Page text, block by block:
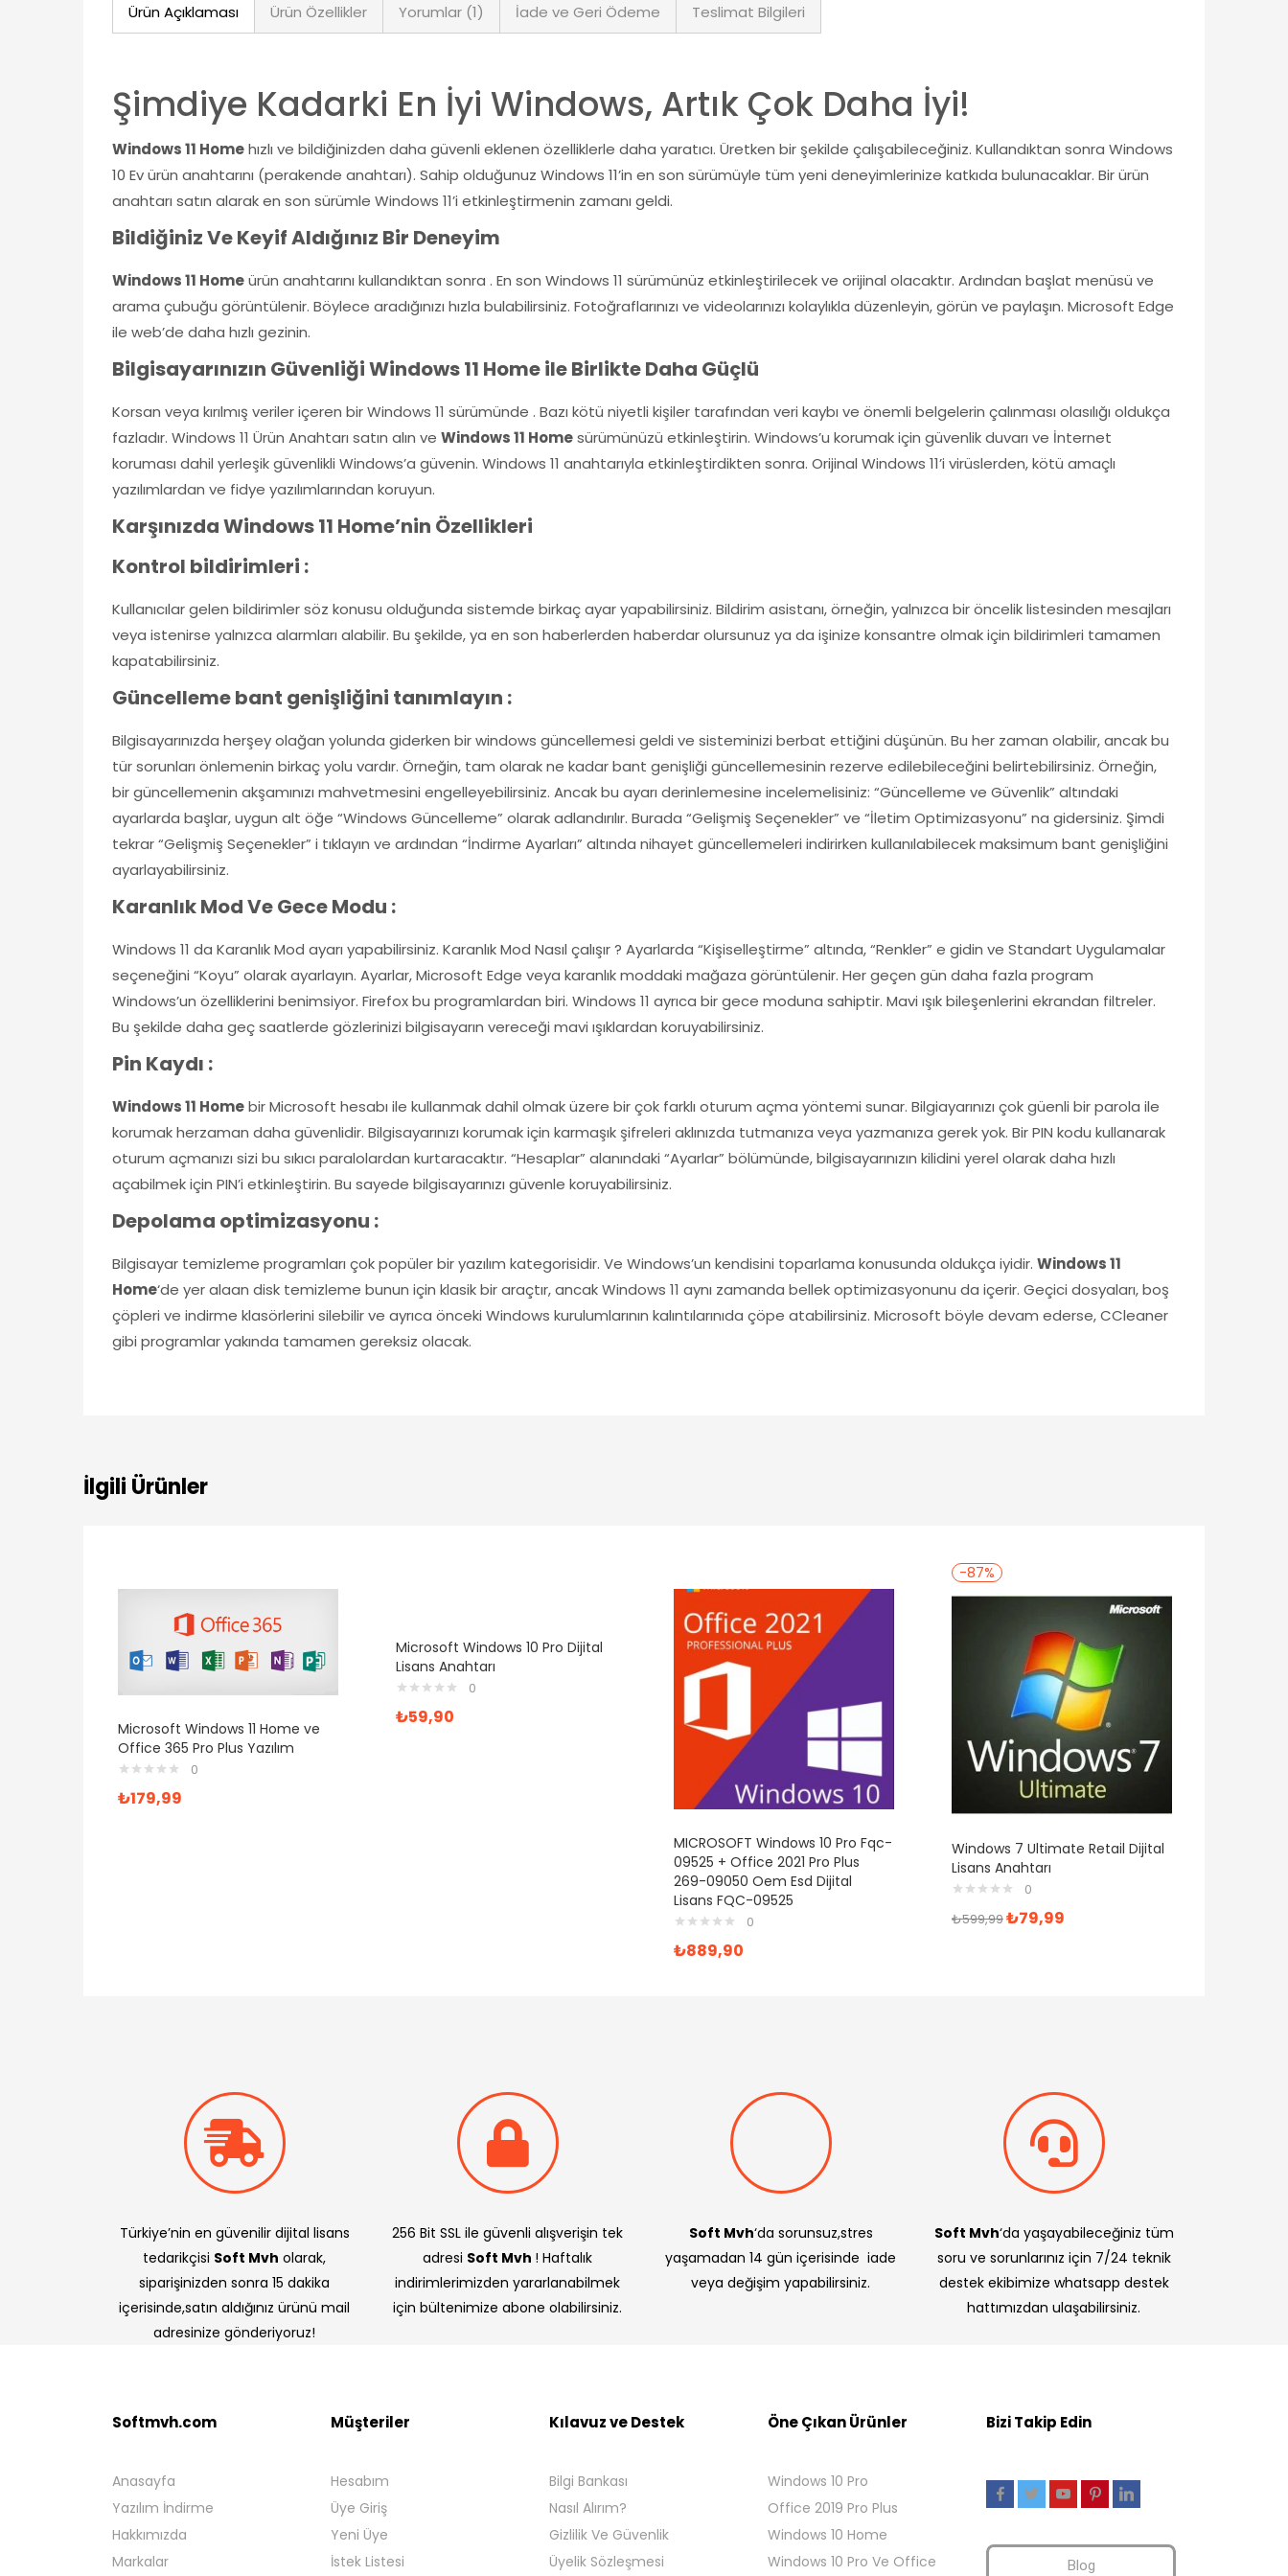
Ürün Açıklaması Ürün Özellikler Yorumlar (1) İade ve Geri Ödeme Teslimat Bilgileri
Şimdiye Kadarki En İyi Windows, Artık Çok Daha İyi!
Windows 11 Homehızlı ve bildiğinizden daha güvenli eklenen özelliklerle daha yaratıcı. Üretken bir şekilde çalışabileceğiniz. Kullandıktan sonra Windows
10 Ev ürün anahtarını (perakende anahtarı). Sahip olduğunuz Windows 11’in en son sürümüyle tüm yeni deneyimlerinize katkıda bulunacaklar. Bir ürün
anahtarı satın alarak en son sürümle Windows 11’i etkinleştirmenin zamanı geldi.
Bildiğiniz Ve Keyif Aldığınız Bir Deneyim
Windows 11 Homeürün anahtarını kullandıktan sonra . En son Windows 11 sürümünüz etkinleştirilecek ve orijinal olacaktır. Ardından başlat menüsü ve
arama çubuğu görüntülenir. Böylece aradığınızı hızla bulabilirsiniz. Fotoğraflarınızı ve videolarınızı kolaylıkla düzenleyin, görün ve paylaşın. Microsoft Edge
ile web’de daha hızlı gezinin.
Bilgisayarınızın Güvenliği Windows 11 Home ile Birlikte Daha Güçlü
Korsan veya kırılmış veriler içeren bir Windows 11 sürümünde . Bazı kötü niyetli kişiler tarafından veri kaybı ve önemli belgelerin çalınması olasılığı oldukça
fazladır. Windows 11 Ürün Anahtarı satın alın ve Windows 11 Homesürümünüzü etkinleştirin. Windows’u korumak için güvenlik duvarı ve İnternet
koruması dahil yerleşik güvenlikli Windows’a güvenin. Windows 11 anahtarıyla etkinleştirdikten sonra. Orijinal Windows 11’i virüslerden, kötü amaçlı
yazılımlardan ve fidye yazılımlarından koruyun.
Karşınızda Windows 11 Home’nin Özellikleri
Kontrol bildirimleri :
Kullanıcılar gelen bildirimler söz konusu olduğunda sistemde birkaç ayar yapabilirsiniz. Bildirim asistanı, örneğin, yalnızca bir öncelik listesinden mesajları
veya istenirse yalnızca alarmları alabilir. Bu şekilde, ya en son haberlerden haberdar olursunuz ya da işinize konsantre olmak için bildirimleri tamamen
kapatabilirsiniz.
Güncelleme bant genişliğini tanımlayın :
Bilgisayarınızda herşey olağan yolunda giderken bir windows güncellemesi geldi ve sisteminizi berbat ettiğini düşünün. Bu her zaman olabilir, ancak bu
tür sorunları önlemenin birkaç yolu vardır. Örneğin, tam olarak ne kadar bant genişliği güncellemesinin rezerve edilebileceğini belirtebilirsiniz. Örneğin,
bir güncellemenin akşamınızı mahvetmesini engelleyebilirsiniz. Ancak bu ayarı derinlemesine incelemelisiniz: “Güncelleme ve Güvenlik” altındaki
ayarlarda başlar, uygun alt öğe “Windows Güncelleme” olarak adlandırılır. Burada “Gelişmiş Seçenekler” ve “İletim Optimizasyonu” na gidersiniz. Şimdi
tekrar “Gelişmiş Seçenekler” i tıklayın ve ardından “İndirme Ayarları” altında nihayet güncellemeleri indirirken kullanılabilecek maksimum bant genişliğini
ayarlayabilirsiniz.
Karanlık Mod Ve Gece Modu :
Windows 11 da Karanlık Mod ayarı yapabilirsiniz. Karanlık Mod Nasıl çalışır ? Ayarlarda “Kişiselleştirme” altında, “Renkler” e gidin ve Standart Uygulamalar
seçeneğini “Koyu” olarak ayarlayın. Ayarlar, Microsoft Edge veya karanlık moddaki mağaza görüntülenir. Her geçen gün daha fazla program
Windows’un özelliklerini benimsiyor. Firefox bu programlardan biri. Windows 11 ayrıca bir gece moduna sahiptir. Mavi ışık bileşenlerini ekrandan filtreler.
Bu şekilde daha geç saatlerde gözlerinizi bilgisayarın vereceği mavi ışıklardan koruyabilirsiniz.
Pin Kaydı :
Windows 11 Homebir Microsoft hesabı ile kullanmak dahil olmak üzere bir çok farklı oturum açma yöntemi sunar. Bilgiayarınızı çok güenli bir parola ile
korumak herzaman daha güvenlidir. Bilgisayarınızı korumak için karmaşık şifreleri aklınızda tutmanıza veya yazmanıza gerek yok. Bir PIN kodu kullanarak
oturum açmanızı sizi bu sıkıcı paralolardan kurtaracaktır. “Hesaplar” alanındaki “Ayarlar” bölümünde, bilgisayarınızın kilidini yerel olarak daha hızlı
açabilmek için PIN’i etkinleştirin. Bu sayede bilgisayarınızı güvenle koruyabilirsiniz.
Depolama optimizasyonu :
Bilgisayar temizleme programları çok popüler bir yazılım kategorisidir. Ve Windows’un kendisini toparlama konusunda oldukça iyidir. Windows 11
Home‘de yer alaan disk temizleme bunun için klasik bir araçtır, ancak Windows 11 aynı zamanda bellek optimizasyonunu da içerir. Geçici dosyaları, boş
çöpleri ve indirme klasörlerini silebilir ve ayrıca önceki Windows kurulumlarının kalıntılarınıda çöpe atabilirsiniz. Microsoft böyle devam ederse, CCleaner
gibi programlar yakında tamamen gereksiz olacak.
İlgili Ürünler
Microsoft Windows 11 Home ve
Office 365 Pro Plus Yazılım
0
₺179,99
Microsoft Windows 10 Pro Dijital
Lisans Anahtarı
0
₺59,90
MICROSOFT Windows 10 Pro Fqc-
09525 + Office 2021 Pro Plus
269-09050 Oem Esd Dijital
Lisans FQC-09525
0
₺889,90
-87%
Windows 7 Ultimate Retail Dijital
Lisans Anahtarı
0
₺599,99₺79,99
Türkiye’nin en güvenilir dijital lisans
tedarikçisi Soft Mvh olarak,
siparişinizden sonra 15 dakika
içerisinde,satın aldığınız ürünü mail
adresinize gönderiyoruz!
256 Bit SSL ile güvenli alışverişin tek
adresi Soft Mvh ! Haftalık
indirimlerimizden yararlanabilmek
için bültenimize abone olabilirsiniz.
Soft Mvh‘da sorunsuz,stres
yaşamadan 14 gün içerisinde iade
veya değişim yapabilirsiniz.
Soft Mvh‘da yaşayabileceğiniz tüm
soru ve sorunlarınız için 7/24 teknik
destek ekibimize whatsapp destek
hattımızdan ulaşabilirsiniz.
Softmvh.com
Anasayfa
Yazılım İndirme
Hakkımızda
Markalar
Müşteriler
Hesabım
Üye Giriş
Yeni Üye
İstek Listesi
Kılavuz ve Destek
Bilgi Bankası
Nasıl Alırım?
Gizlilik Ve Güvenlik
Üyelik Sözleşmesi
Öne Çıkan Ürünler
Windows 10 Pro
Office 2019 Pro Plus
Windows 10 Home
Windows 10 Pro Ve Office
Bizi Takip Edin
Blog